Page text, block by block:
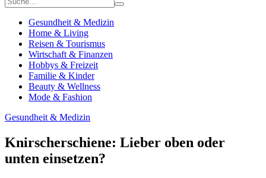
Gesundheit & Medizin
Home & Living
Reisen & Tourismus
Wirtschaft & Finanzen
Hobbys & Freizeit
Familie & Kinder
Beauty & Wellness
Mode & Fashion
Gesundheit & Medizin
Knirscherschiene: Lieber oben oder
unten einsetzen?